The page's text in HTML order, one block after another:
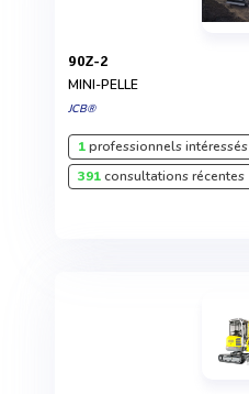
90Z-2
MINI-PELLE
JCB®
1professionnels intéressés
391consultations récentes